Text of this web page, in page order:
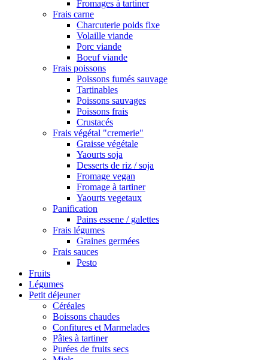
Fromages à tartiner
Frais carne
Charcuterie poids fixe
Volaille viande
Porc viande
Boeuf viande
Frais poissons
Poissons fumés sauvage
Tartinables
Poissons sauvages
Poissons frais
Crustacés
Frais végétal "cremerie"
Graisse végétale
Yaourts soja
Desserts de riz / soja
Fromage vegan
Fromage à tartiner
Yaourts vegetaux
Panification
Pains essene / galettes
Frais légumes
Graines germées
Frais sauces
Pesto
Fruits
Légumes
Petit déjeuner
Céréales
Boissons chaudes
Confitures et Marmelades
Pâtes à tartiner
Purées de fruits secs